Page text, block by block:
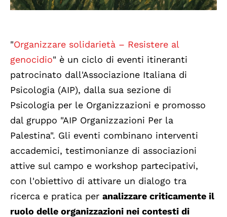
"Organizzare solidarietà – Resistere al
genocidio" è un ciclo di eventi itineranti
patrocinato dall'Associazione Italiana di
Psicologia (AIP), dalla sua sezione di
Psicologia per le Organizzazioni e promosso
dal gruppo "AIP Organizzazioni Per la
Palestina". Gli eventi combinano interventi
accademici, testimonianze di associazioni
attive sul campo e workshop partecipativi,
con l'obiettivo di attivare un dialogo tra
ricerca e pratica per analizzare criticamente il
ruolo delle organizzazioni nei contesti di